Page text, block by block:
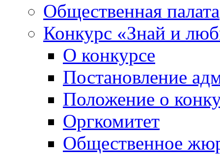
Общественная палата
Конкурс «Знай и
О конкурсе
Постановление
Положение о
Оргкомитет
Общественное